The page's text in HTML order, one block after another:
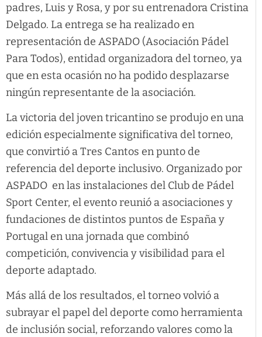
padres, Luis y Rosa, y por su entrenadora Cristina
Delgado. La entrega se ha realizado en
representación de ASPADO (Asociación Pádel
Para Todos), entidad organizadora del torneo, ya
que en esta ocasión no ha podido desplazarse
ningún representante de la asociación.
La victoria del joven tricantino se produjo en una
edición especialmente significativa del torneo,
que convirtió a Tres Cantos en punto de
referencia del deporte inclusivo. Organizado por
ASPADO en las instalaciones del Club de Pádel
Sport Center, el evento reunió a asociaciones y
fundaciones de distintos puntos de España y
Portugal en una jornada que combinó
competición, convivencia y visibilidad para el
deporte adaptado.
Más allá de los resultados, el torneo volvió a
subrayar el papel del deporte como herramienta
de inclusión social, reforzando valores como la